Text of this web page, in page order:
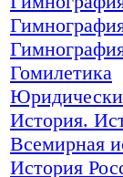
Гомилетика
История.
Всемирная
История